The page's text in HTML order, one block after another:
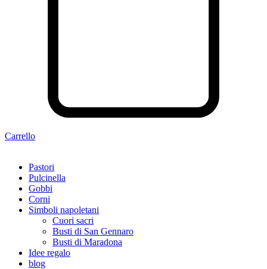
Carrello
Pastori
Pulcinella
Gobbi
Corni
Simboli napoletani
Cuori sacri
Busti di San Gennaro
Busti di Maradona
Idee regalo
blog